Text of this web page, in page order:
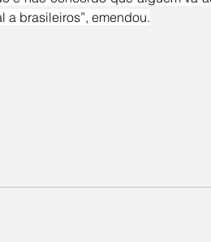
brasileiros”, emendou.